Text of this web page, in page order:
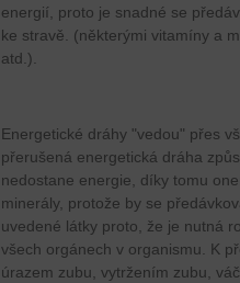
energií, proto je snadné se
ke stravě. (některými vitamíny a
atd.).
Energetické dráhy "vedou" přes
přerušená energetická dráha
nedostane energie, díky tomu
minerály, protože by se
uvedené látky proto, že je nutná
všech orgánech v organismu. K
úrazem zubu, vytržením zubu,